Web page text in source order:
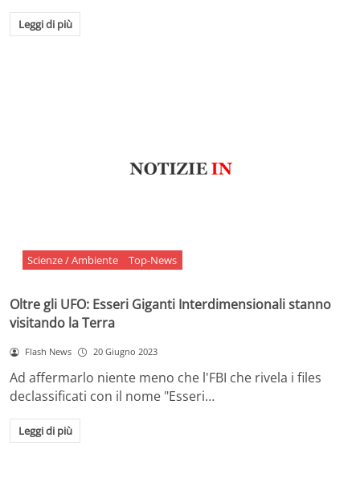
Leggi di più
Scienze / Ambiente Top-News
Oltre gli UFO: Esseri Giganti Interdimensionali stanno
visitando la Terra
Flash News 20 Giugno 2023
Ad affermarlo niente meno che l'FBI che rivela i files
declassificati con il nome "Esseri…
Leggi di più